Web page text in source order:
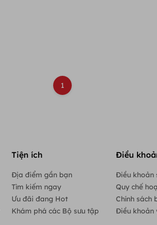
1
Tiện ích
Địa điểm gần bạn
Tìm kiếm ngay
Ưu đãi đang Hot
Khám phá các Bộ sưu tập
Điều
Điều khoản
Quy chế
Chính sách
Điều